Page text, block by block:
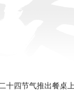
十四节气推出餐桌